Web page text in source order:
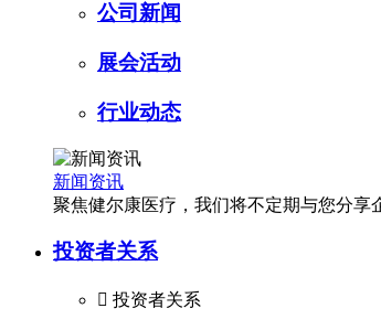
公司新闻
展会活动
行业动态
新闻资讯
聚焦健尔康医疗，我们将不定期与您分
投资者关系
 投资者关系